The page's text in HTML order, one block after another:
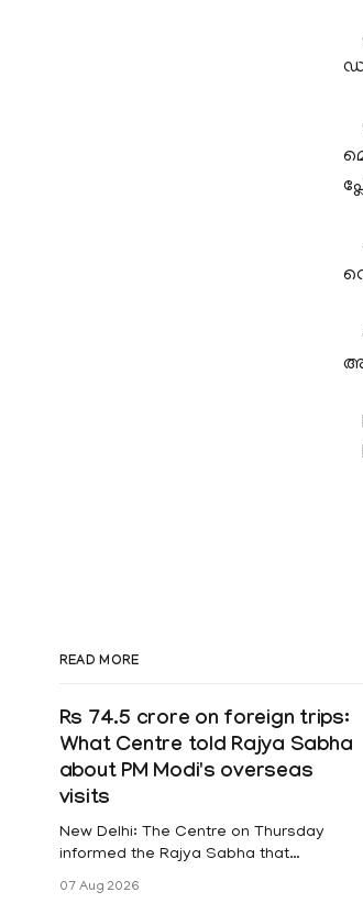
READ MORE
Rs 74.5 crore on foreign trips:
What Centre told Rajya Sabha
about PM Modi's overseas
visits
New Delhi: The Centre on Thursday
informed the Rajya Sabha that
Modi's foreign visits has crossed ₹74.5
07 Aug 2026